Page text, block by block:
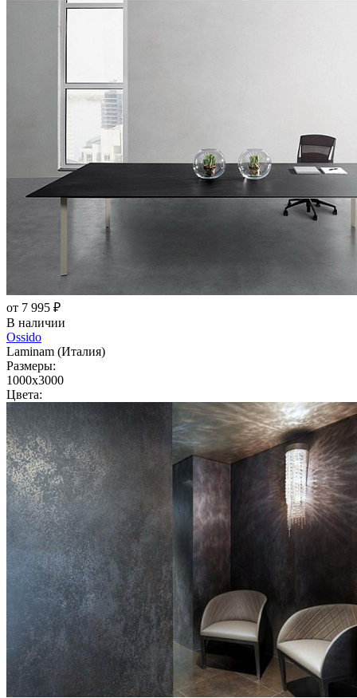
от 7 995 ₽
В наличии
Ossido
Laminam (Италия)
Размеры:
1000x3000
Цвета: